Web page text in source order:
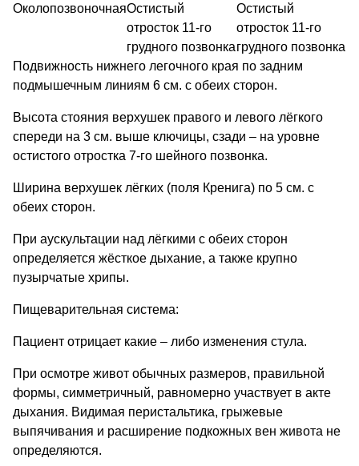
ОколопозвоночнаяОстистый
отросток 11-го
грудного позвонка
Остистый
отросток 11-го
грудного позвонка
Подвижность нижнего легочного края по задним
подмышечным линиям 6 см. с обеих сторон.
Высота стояния верхушек правого и левого лёгкого
спереди на 3 см. выше ключицы, сзади – на уровне
остистого отростка 7-го шейного позвонка.
Ширина верхушек лёгких (поля Кренига) по 5 см. с
обеих сторон.
При аускультации над лёгкими с обеих сторон
определяется жёсткое дыхание, а также крупно
пузырчатые хрипы.
Пищеварительная система:
Пациент отрицает какие – либо изменения стула.
При осмотре живот обычных размеров, правильной
формы, симметричный, равномерно участвует в акте
дыхания. Видимая перистальтика, грыжевые
выпячивания и расширение подкожных вен живота не
определяются.